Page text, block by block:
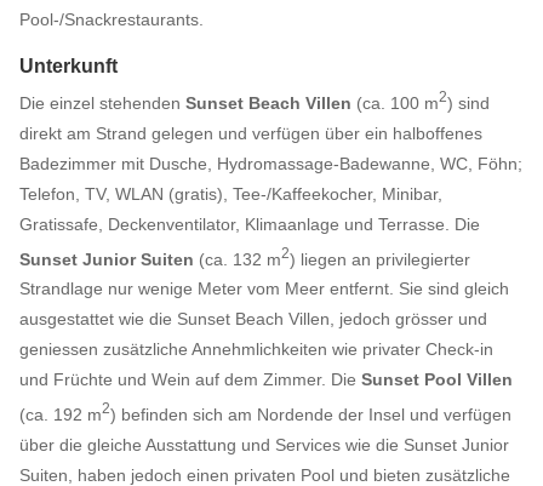
Pool-/Snackrestaurants.
Unterkunft
Die einzel stehenden Sunset Beach Villen (ca. 100 m2) sind
direkt am Strand gelegen und verfügen über ein halboffenes
Badezimmer mit Dusche, Hydromassage-Badewanne, WC, Föhn;
Telefon, TV, WLAN (gratis), Tee-/Kaffeekocher, Minibar,
Gratissafe, Deckenventilator, Klimaanlage und Terrasse. Die
Sunset Junior Suiten (ca. 132 m2) liegen an privilegierter
Strandlage nur wenige Meter vom Meer entfernt. Sie sind gleich
ausgestattet wie die Sunset Beach Villen, jedoch grösser und
geniessen zusätzliche Annehmlichkeiten wie privater Check-in
und Früchte und Wein auf dem Zimmer. Die Sunset Pool Villen
(ca. 192 m2) befinden sich am Nordende der Insel und verfügen
über die gleiche Ausstattung und Services wie die Sunset Junior
Suiten, haben jedoch einen privaten Pool und bieten zusätzliche